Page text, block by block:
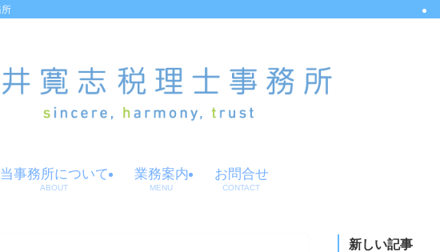
当事務所について
ABOUT
業務案内
MENU
お問合せ
CONTACT
新しい記事